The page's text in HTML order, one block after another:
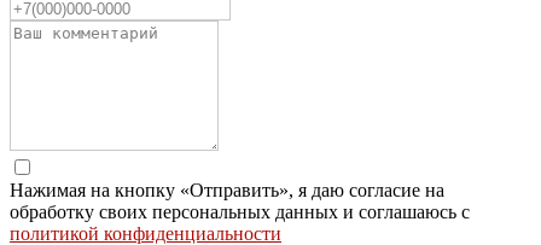
Нажимая на кнопку «Отправить», я даю согласие на
обработку своих персональных данных и соглашаюсь с
политикой конфиденциальности